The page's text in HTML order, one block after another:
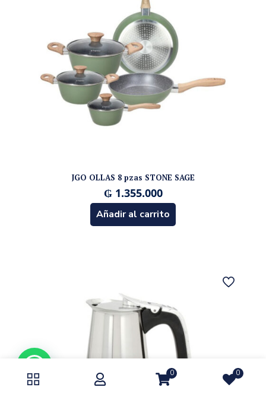
JGO OLLAS 8 pzas STONE SAGE
₲1.355.000
Añadir al carrito
0 0